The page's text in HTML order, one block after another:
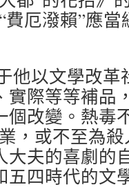
費厄潑賴”應
他以文學改
實際等等補品
個改變。熱毒
，或不至為
大夫的喜劇的
五四時代的文